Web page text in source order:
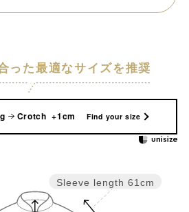
った最適なサイズを推奨
Crotch +1cm Find your size
Sleeve length 61cm